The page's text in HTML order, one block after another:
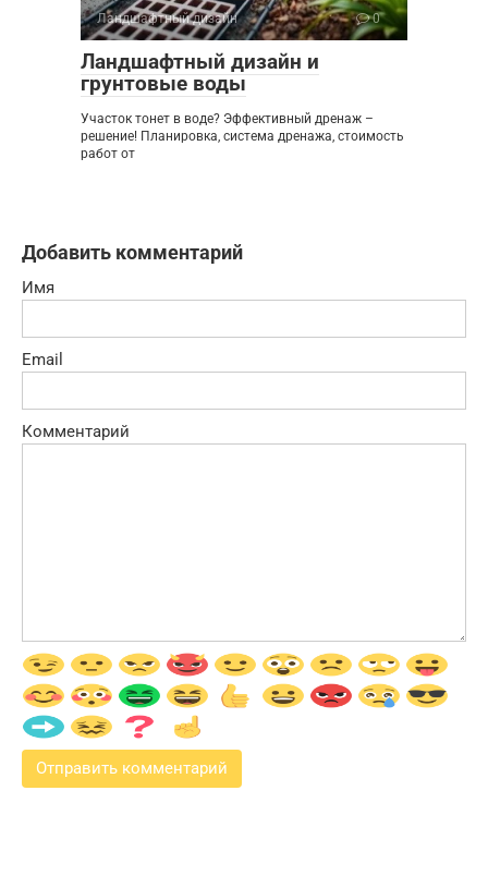
Ландшафтный дизайн 0
Ландшафтный дизайн и
грунтовые воды
Участок тонет в воде? Эффективный дренаж –
решение! Планировка, система дренажа, стоимость
работ от
Добавить комментарий
Имя
Email
Комментарий